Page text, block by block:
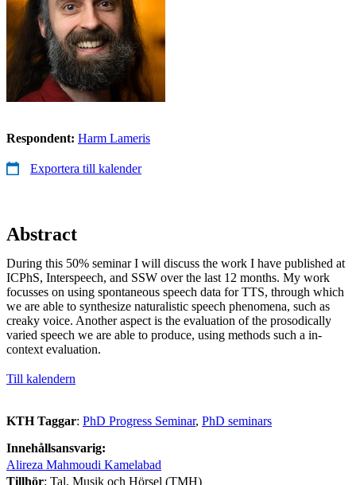
Respondent: Harm Lameris
Exportera till kalender
Abstract
During this 50% seminar I will discuss the work I have published at
ICPhS, Interspeech, and SSW over the last 12 months. My work
focusses on using spontaneous speech data for TTS, through which
we are able to synthesize naturalistic speech phenomena, such as
creaky voice. Another aspect is the evaluation of the prosodically
varied speech we are able to produce, using methods such a in-
context evaluation.
Till kalendern
KTH Taggar: PhD Progress Seminar PhD seminars
Innehållsansvarig:
Alireza Mahmoudi Kamelabad
Tillhör: Tal, Musik och Hörsel (TMH)